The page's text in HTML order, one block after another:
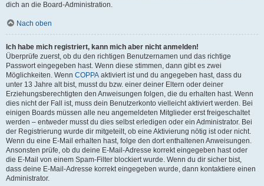
dich an die Board-Administration.
Nach oben
Ich habe mich registriert, kann mich aber nicht anmelden!
Überprüfe zuerst, ob du den richtigen Benutzernamen und das richtige
Passwort eingegeben hast. Wenn diese stimmen, dann gibt es zwei
Möglichkeiten. Wenn COPPA aktiviert ist und du angegeben hast, dass du
unter 13 Jahre alt bist, musst du bzw. einer deiner Eltern oder deiner
Erziehungsberechtigten den Anweisungen folgen, die du erhalten hast. Wenn
dies nicht der Fall ist, muss dein Benutzerkonto vielleicht aktiviert werden. Bei
einigen Boards müssen alle neu angemeldeten Mitglieder erst freigeschaltet
werden – entweder musst du dies selbst erledigen oder ein Administrator. Bei
der Registrierung wurde dir mitgeteilt, ob eine Aktivierung nötig ist oder nicht.
Wenn du eine E-Mail erhalten hast, folge den dort enthaltenen Anweisungen.
Ansonsten prüfe, ob du deine E-Mail-Adresse korrekt eingegeben hast oder
die E-Mail von einem Spam-Filter blockiert wurde. Wenn du dir sicher bist,
dass deine E-Mail-Adresse korrekt eingegeben wurde, dann kontaktiere einen
Administrator.